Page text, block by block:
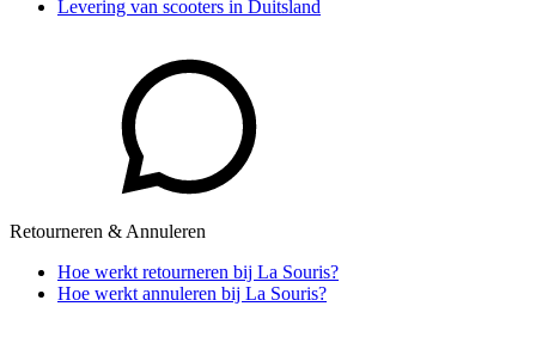
Levering van scooters in Duitsland
Retourneren & Annuleren
Hoe werkt retourneren bij La Souris?
Hoe werkt annuleren bij La Souris?